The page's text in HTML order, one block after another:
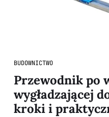
BUDOWNICTWO
Przewodnik po
wygładzającej
kroki i